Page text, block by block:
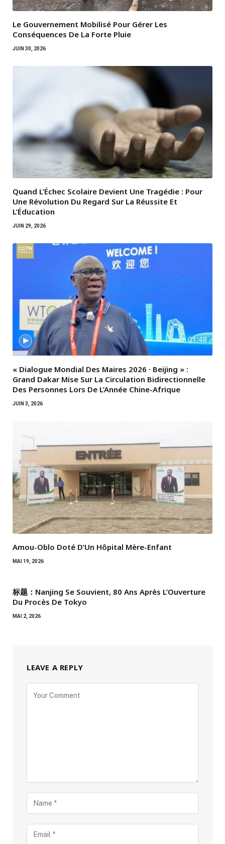
Le Gouvernement Mobilisé Pour Gérer Les
Conséquences De La Forte Pluie
JUIN 30, 2026
Quand L’Échec Scolaire Devient Une Tragédie : Pour
Une Révolution Du Regard Sur La Réussite Et
L’Éducation
JUIN 29, 2026
« Dialogue Mondial Des Maires 2026 · Beijing » :
Grand Dakar Mise Sur La Circulation Bidirectionnelle
Des Personnes Lors De L’Année Chine-Afrique
JUIN 3, 2026
Amou-Oblo Doté D’Un Hôpital Mère-Enfant
MAI 19, 2026
标题：Nanjing Se Souvient, 80 Ans Après L’Ouverture
Du Procès De Tokyo
MAI 2, 2026
LEAVE A REPLY